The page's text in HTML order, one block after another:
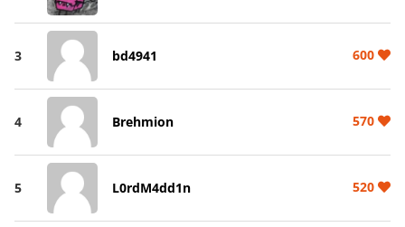
3 bd4941 600
4 Brehmion 570
5 L0rdM4dd1n 520